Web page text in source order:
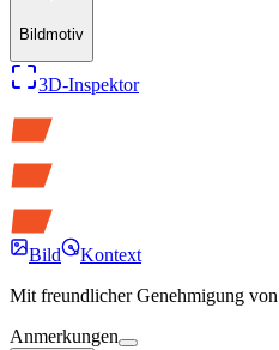
Bildmotiv
3D-Inspektor
Bild
Kontext
Mit freundlicher Genehmigung von
Anmerkungen